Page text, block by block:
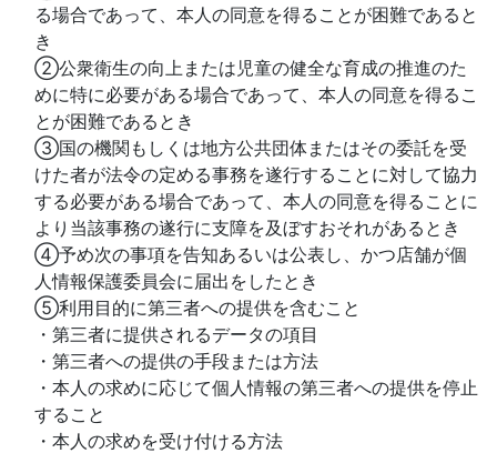
る場合であって、本人の同意を得ることが困難であると
き
②公衆衛生の向上または児童の健全な育成の推進のた
めに特に必要がある場合であって、本人の同意を得るこ
とが困難であるとき
③国の機関もしくは地方公共団体またはその委託を受
けた者が法令の定める事務を遂行することに対して協力
する必要がある場合であって、本人の同意を得ることに
より当該事務の遂行に支障を及ぼすおそれがあるとき
④予め次の事項を告知あるいは公表し、かつ店舗が個
人情報保護委員会に届出をしたとき
⑤利用目的に第三者への提供を含むこと
・第三者に提供されるデータの項目
・第三者への提供の手段または方法
・本人の求めに応じて個人情報の第三者への提供を停止
すること
・本人の求めを受け付ける方法